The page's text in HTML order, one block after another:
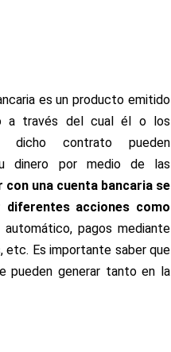
es un producto emitido
a través del cual é l o los
dicho contrato pueden
dinero por medio de las
con una cuenta bancaria se
acciones como
pagos mediante
etc. Es importante saberque
pueden generar tanto en la